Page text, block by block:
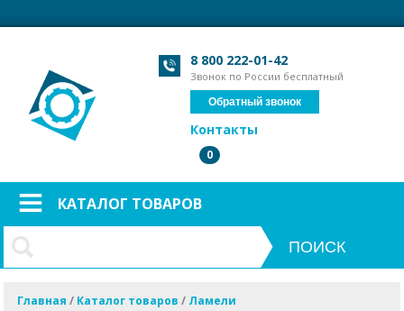
8 800 222-01-42
Звонок по России бесплатный
Обратный звонок
Контакты
0
КАТАЛОГ ТОВАРОВ
Главная / Каталог товаров / Ламели